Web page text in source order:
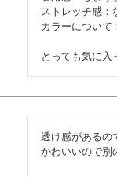
ストレッチ感：
カラーについて
とっても気に入
透け感があるの
かわいいので別